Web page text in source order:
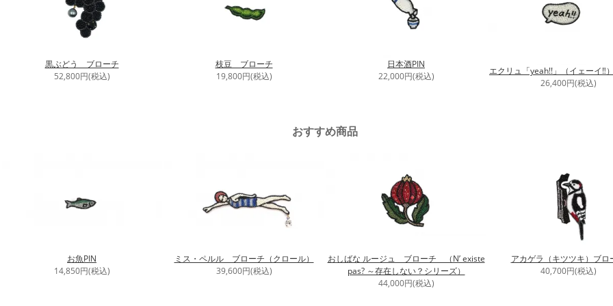
黒ぶどう ブローチ
52,800円(税込)
枝豆 ブローチ
19,800円(税込)
日本酒PIN
22,000円(税込)
エクリュ「yeah!!」（イェーイ‼︎
26,400円(税込)
おすすめ商品
お魚PIN
14,850円(税込)
ミス・ペルル ブローチ（クロール）
39,600円(税込)
おしばな ルージュ ブローチ （N’ existe
pas? ～存在しない？シリーズ）
44,000円(税込)
アカゲラ（キツツキ）ブロ
40,700円(税込)